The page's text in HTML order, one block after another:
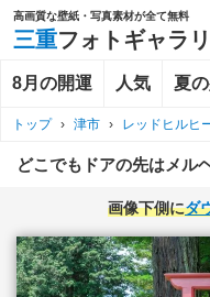
高画質な壁紙・写真素材が全て無料
三重フォトギャラ
8月の開運 人気 夏
トップ › 津市 › レッドヒルヒ
どこでもドアの先はメル
画像下側にダ